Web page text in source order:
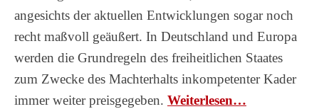
angesichts der aktuellen Entwicklungen sogar noch
recht maßvoll geäußert. In Deutschland und Europa
werden die Grundregeln des freiheitlichen Staates
zum Zwecke des Machterhalts inkompetenter Kader
immer weiter preisgegeben. Wei­ter­le­sen…